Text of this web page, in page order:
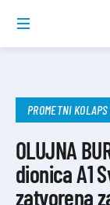
PROMETNI KOLAPS
OLUJNA
dionica A1
zatvorena